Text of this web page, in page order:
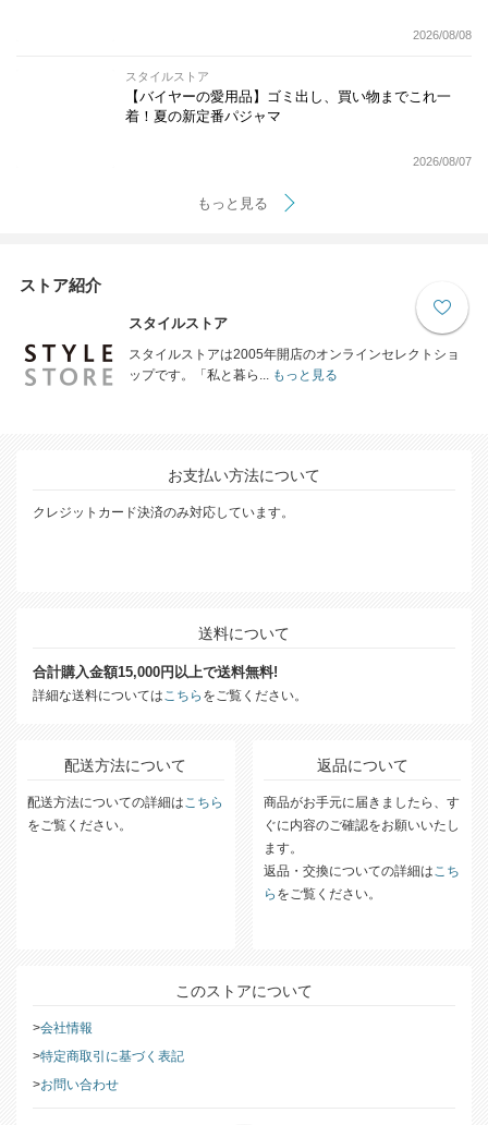
2026/08/08
スタイルストア
【バイヤーの愛用品】ゴミ出し、買い物までこれ一
着！夏の新定番パジャマ
2026/08/07
もっと見る
ストア紹介
スタイルストア
スタイルストアは2005年開店のオンラインセレクトショ
ップです。「私と暮ら...
もっと見る
お支払い方法について
クレジットカード決済のみ対応しています。
送料について
合計購入金額15,000円以上で送料無料!
詳細な送料については こちら をご覧ください。
配送方法について
配送方法についての詳細は こちら
をご覧ください。
返品について
商品がお手元に届きましたら、す
ぐに内容のご確認をお願いいたし
ます。
返品・交換についての詳細は こち
ら をご覧ください。
このストアについて
会社情報
特定商取引に基づく表記
お問い合わせ